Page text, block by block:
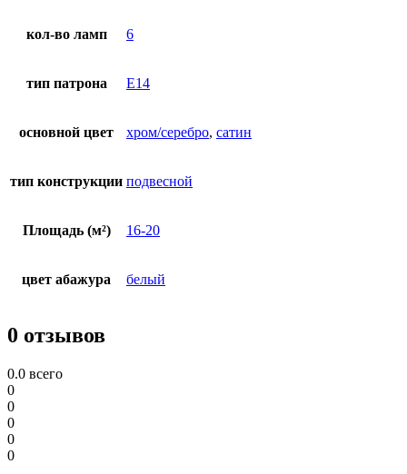
кол-во ламп 6
тип патрона E14
основной цвет хром/серебро, сатин
тип конструкции подвесной
Площадь (м²) 16-20
цвет абажура белый
0 отзывов
0.0 всего
0
0
0
0
0